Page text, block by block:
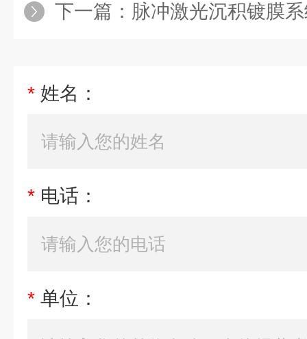
下一篇： 脉冲激光沉积镀膜
* 姓名：
* 电话：
* 单位：